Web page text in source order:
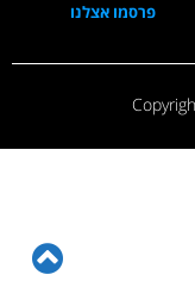
פרסמו אצלנו